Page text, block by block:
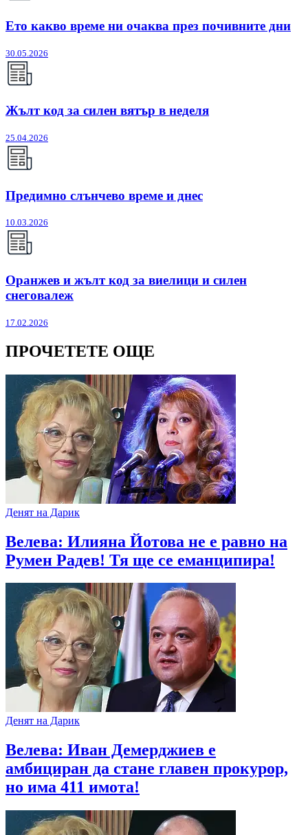
Ето какво време ни очаква през почивните дни
30.05.2026
Жълт код за силен вятър в неделя
25.04.2026
Предимно слънчево време и днес
10.03.2026
Оранжев и жълт код за виелици и силен
снеговалеж
17.02.2026
ПРОЧЕТЕТЕ ОЩЕ
Денят на Дарик
Велева: Илияна Йотова не е равно на
Румен Радев! Тя ще се еманципира!
Денят на Дарик
Велева: Иван Демерджиев е
амбициран да стане главен прокурор,
но има 411 имота!